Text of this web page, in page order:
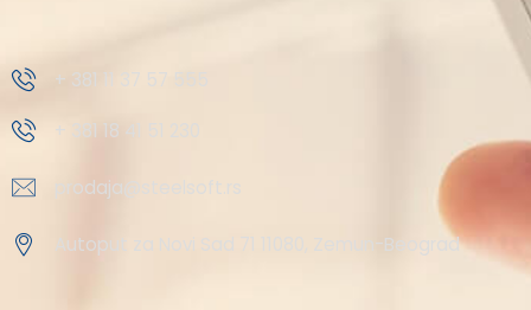
+ 381 11 37 57 555
+ 381 18 41 51 230
prodaja@steelsoft.rs
Autoput za Novi Sad 71 11080, Zemun-Beograd